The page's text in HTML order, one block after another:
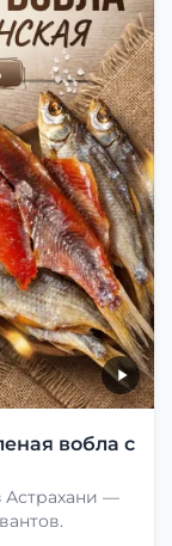
вобла с
Астрахани —